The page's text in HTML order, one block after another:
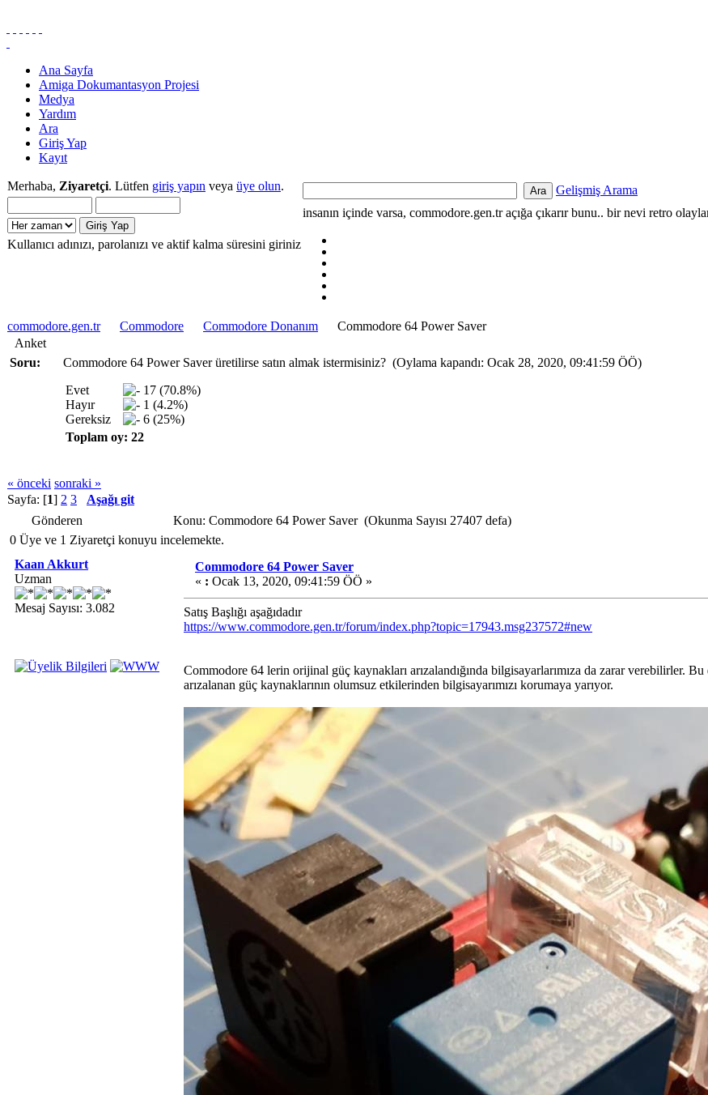
Ana Sayfa
Amiga Dokumantasyon Projesi
Medya
Yardım
Ara
Giriş Yap
Kayıt
Merhaba, Ziyaretçi. Lütfen giriş yapın veya üye olun.
Kullanıcı adınızı, parolanızı ve aktif kalma süresini giriniz
Gelişmiş Arama
insanın içinde varsa, commodore.gen.tr açığa çıkarır bunu.. bir nevi retro
commodore.gen.tr Commodore Commodore Donanım
Commodore 64 Power Saver
Anket
Soru:
Commodore 64 Power Saver üretilirse satın almak istermisiniz? (Oylama kapandı: Ocak 28, 2020, 09:41:59 ÖÖ)
Evet
17 (70.8%)
Hayır
1 (4.2%)
Gereksiz
6 (25%)
Toplam oy: 22
« önceki sonraki »
Sayfa: [1] 2 3
Aşağı git
Gönderen
Konu: Commodore 64 Power Saver (Okunma Sayısı 27407 defa)
0 Üye ve 1 Ziyaretçi konuyu incelemekte.
Kaan Akkurt
Uzman
Mesaj Sayısı: 3.082
Commodore 64 Power Saver
« : Ocak 13, 2020, 09:41:59 ÖÖ »
Satış Başlığı aşağıdadır
https://www.commodore.gen.tr/forum/index.php?topic=17943.msg237572#new
Commodore 64 lerin orijinal güç kaynakları arızalandığında bilgisayarlarımıza da zarar verebilirler.
arızalanan güç kaynaklarının olumsuz etkilerinden bilgisayarımızı korumaya yarıyor.